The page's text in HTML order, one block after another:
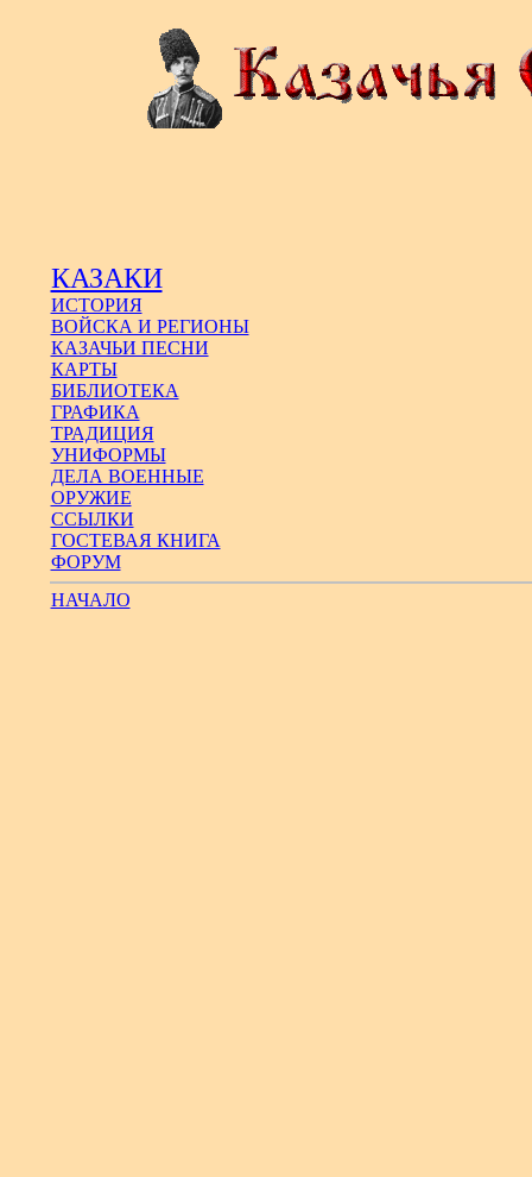
КАЗАКИ
ИСТОРИЯ
ВОЙСКА И РЕГИОНЫ
КАЗАЧЬИ ПЕСНИ
КАРТЫ
БИБЛИОТЕКА
ГРАФИКА
ТРАДИЦИЯ
УНИФОРМЫ
ДЕЛА ВОЕННЫЕ
ОРУЖИЕ
ССЫЛКИ
ГОСТЕВАЯ КНИГА
ФОРУМ
НАЧАЛО